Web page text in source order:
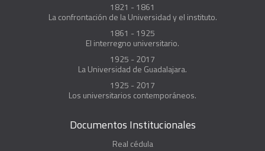
1821 - 1861
La confrontación de la Universidad y el instituto.
1861 - 1925
El interregno universitario.
1925 - 2017
La Universidad de Guadalajara.
1925 - 2017
Los universitarios contemporáneos.
Documentos Institucionales
Real cédula